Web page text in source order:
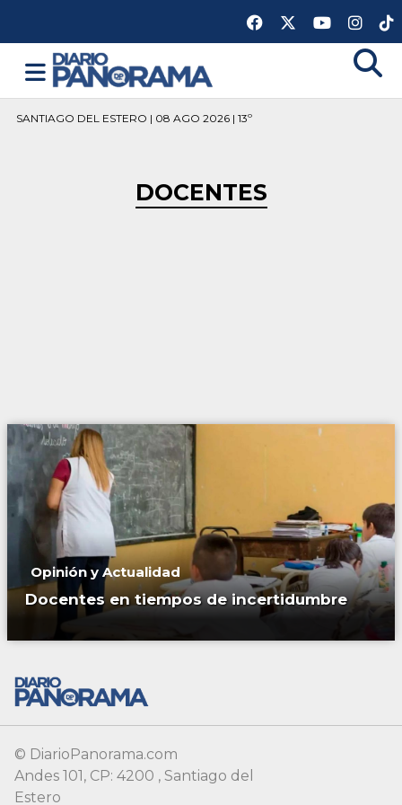
SANTIAGO DEL ESTERO | 08 AGO 2026 | 13º
DOCENTES
Opinión y Actualidad
Docentes en tiempos de incertidumbre
© DiarioPanorama.com
Andes 101, CP: 4200 , Santiago del
Estero